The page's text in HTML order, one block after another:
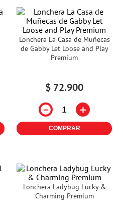
Lonchera La Casa de Muñecas
de Gabby Let Loose and Play
Premium
$ 72.900
－ ＋
COMPRAR
Lonchera Ladybug Lucky &
Charming Premium